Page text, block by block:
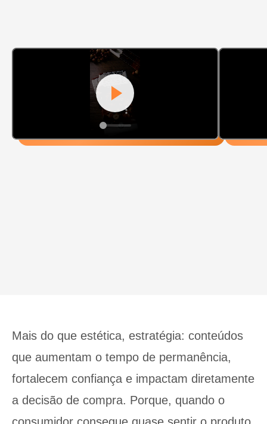
Mais do que estética, estratégia: conteúdos
que aumentam o tempo de permanência,
fortalecem confiança e impactam diretamente
a decisão de compra. Porque, quando o